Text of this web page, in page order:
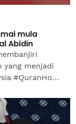
mula
Abidin
yang menjadi
#QuranHour